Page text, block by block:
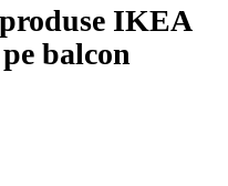
IKEA
balcon